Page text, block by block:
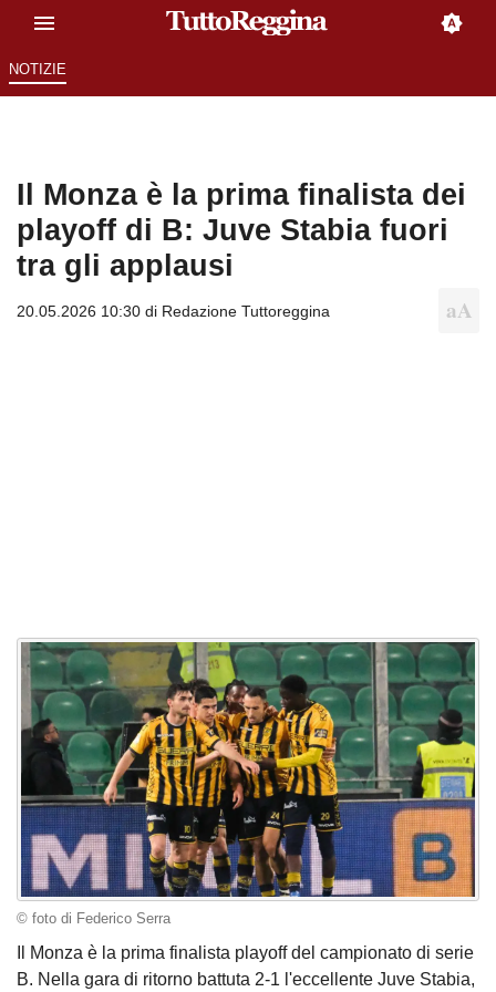
NOTIZIE
Il Monza è la prima finalista dei
playoff di B: Juve Stabia fuori
tra gli applausi
20.05.2026 10:30 di Redazione Tuttoreggina
© foto di Federico Serra
Il Monza è la prima finalista playoff del campionato di serie
B. Nella gara di ritorno battuta 2-1 l'eccellente Juve Stabia,